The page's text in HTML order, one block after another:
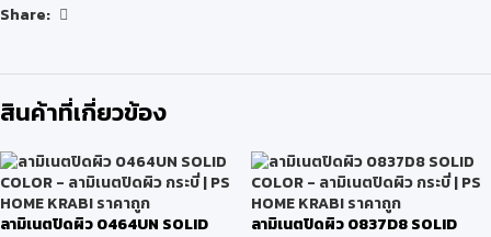
Share:
สินค้าที่เกี่ยวข้อง
ลามิเนตปิดผิว 0464UN SOLID
ลามิเนตปิดผิว 0837D8 SOLID